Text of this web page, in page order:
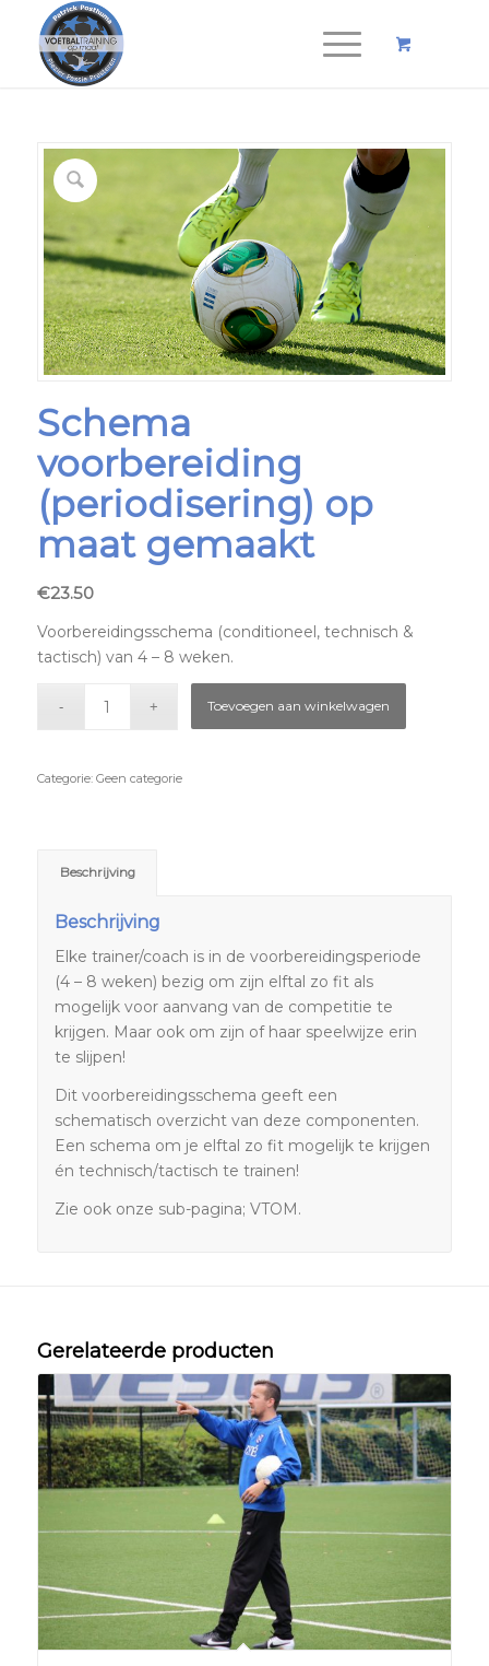
Schema
voorbereiding
(periodisering) op
maat gemaakt
€23.50
Voorbereidingsschema (conditioneel, technisch &
tactisch) van 4 – 8 weken.
Toevoegen aan winkelwagen
Categorie: Geen categorie
Beschrijving
Beschrijving
Elke trainer/coach is in de voorbereidingsperiode
(4 – 8 weken) bezig om zijn elftal zo fit als
mogelijk voor aanvang van de competitie te
krijgen. Maar ook om zijn of haar speelwijze erin
te slijpen!
Dit voorbereidingsschema geeft een
schematisch overzicht van deze componenten.
Een schema om je elftal zo fit mogelijk te krijgen
én technisch/tactisch te trainen!
Zie ook onze sub-pagina; VTOM.
Gerelateerde producten